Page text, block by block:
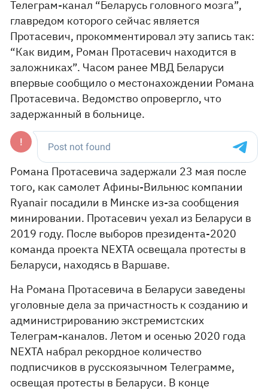
Телеграм-канал “Беларусь головного мозга”,
главредом которого сейчас является
Протасевич, прокомментировал эту запись так:
“Как видим, Роман Протасевич находится в
заложниках”. Часом ранее МВД Беларуси
впервые сообщило о местонахождении Романа
Протасевича. Ведомство опровергло, что
задержанный в больнице.
Романа Протасевича задержали 23 мая после
того, как самолет Афины-Вильнюс компании
Ryanair посадили в Минске из-за сообщения
минировании. Протасевич уехал из Беларуси в
2019 году. После выборов президента-2020
команда проекта NEXTA освещала протесты в
Беларуси, находясь в Варшаве.
На Романа Протасевича в Беларуси заведены
уголовные дела за причастность к созданию и
администрированию экстремистских
Телеграм-каналов. Летом и осенью 2020 года
NEXTA набрал рекордное количество
подписчиков в русскоязычном Телеграмме,
освещая протесты в Беларуси. В конце